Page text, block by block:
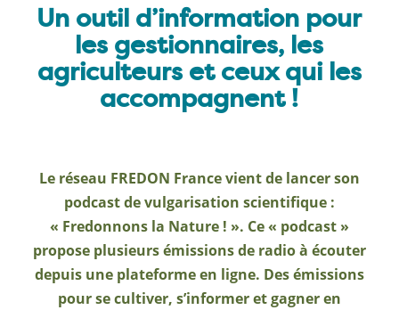
Un outil d’information pour
les gestionnaires, les
agriculteurs et ceux qui les
accompagnent !
Le réseau FREDON France vient de lancer son
podcast de vulgarisation scientifique :
« Fredonnons la Nature ! ». Ce « podcast »
propose plusieurs émissions de radio à écouter
depuis une plateforme en ligne. Des émissions
pour se cultiver, s’informer et gagner en